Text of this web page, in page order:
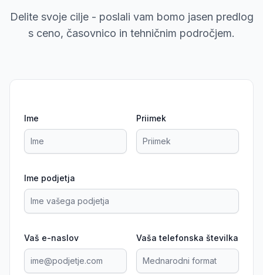
Delite svoje cilje - poslali vam bomo jasen predlog
s ceno, časovnico in tehničnim področjem.
Ime Priimek
Ime podjetja
Vaš e-naslov Vaša telefonska številka